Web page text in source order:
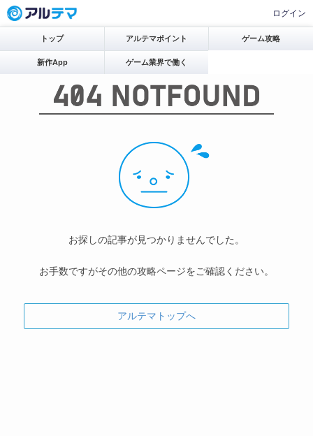
ログイン
トップ アルテマポイント ゲーム攻略
新作App ゲーム業界で働く
お探しの記事が見つかりませんでした。
お手数ですがその他の攻略ページをご確認ください。
アルテマトップへ